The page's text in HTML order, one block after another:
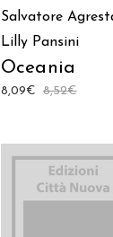
Salvatore
Lilly Pansini
Oceania
8,52€
8,09€